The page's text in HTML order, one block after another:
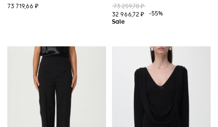
73 719,66 ₽
73 259,70 ₽
32 966,72 ₽
-55%